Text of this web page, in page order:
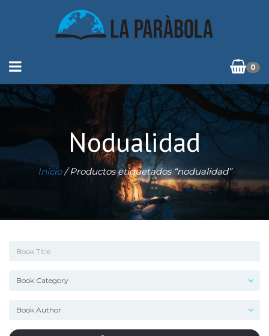
0
Nodualidad
Inicio/ Productos etiquetados “nodualidad”